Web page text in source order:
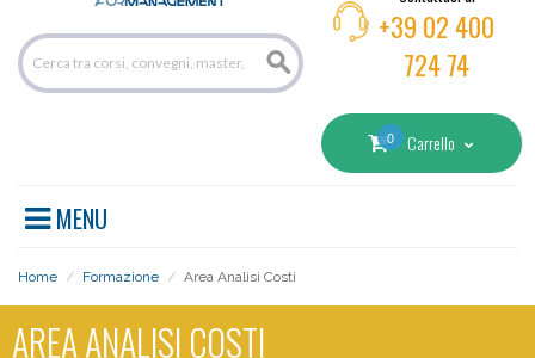
+39 02 400
724 74
0 Carrello
MENU
Home / Formazione / Area Analisi Costi
AREA ANALISI COSTI